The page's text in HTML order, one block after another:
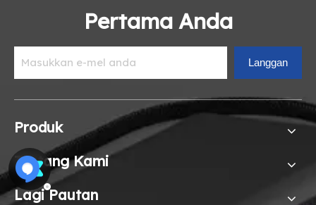
Pertama Anda
Langgan
Produk
Tentang Kami
Lagi Pautan